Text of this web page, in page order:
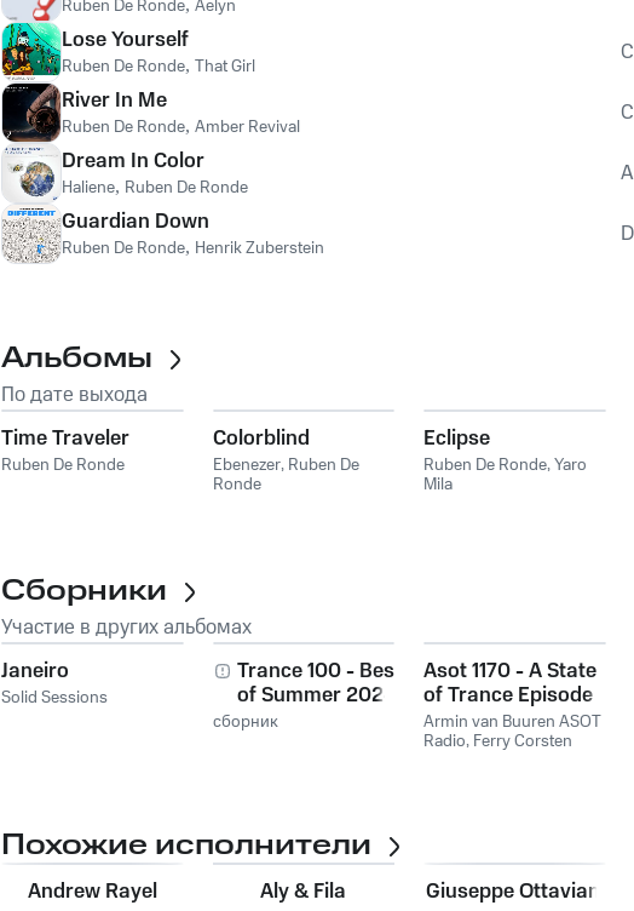
Ruben De Ronde, Aelyn
Lose Yourself
Ruben De Ronde, That Girl
River In Me
Ruben De Ronde, Amber Revival
Dream In Color
Haliene, Ruben De Ronde
Guardian Down
Ruben De Ronde, Henrik Zuberstein
Альбомы
По дате выхода
Time Traveler
Ruben De Ronde
Colorblind
Ebenezer, Ruben De
Ronde
Eclipse
Ruben De Ronde,Yaro
Mila
Сборники
Участие в других альбомах
Janeiro
Solid Sessions
Trance 100 - Best
of Summer 2024
сборник
Asot 1170 - A State
of Trance Episode
1170
Armin van Buuren ASOT
Radio, Ferry Corsten
Похожие исполнители
Andrew Rayel Aly & Fila Giuseppe Ottaviani